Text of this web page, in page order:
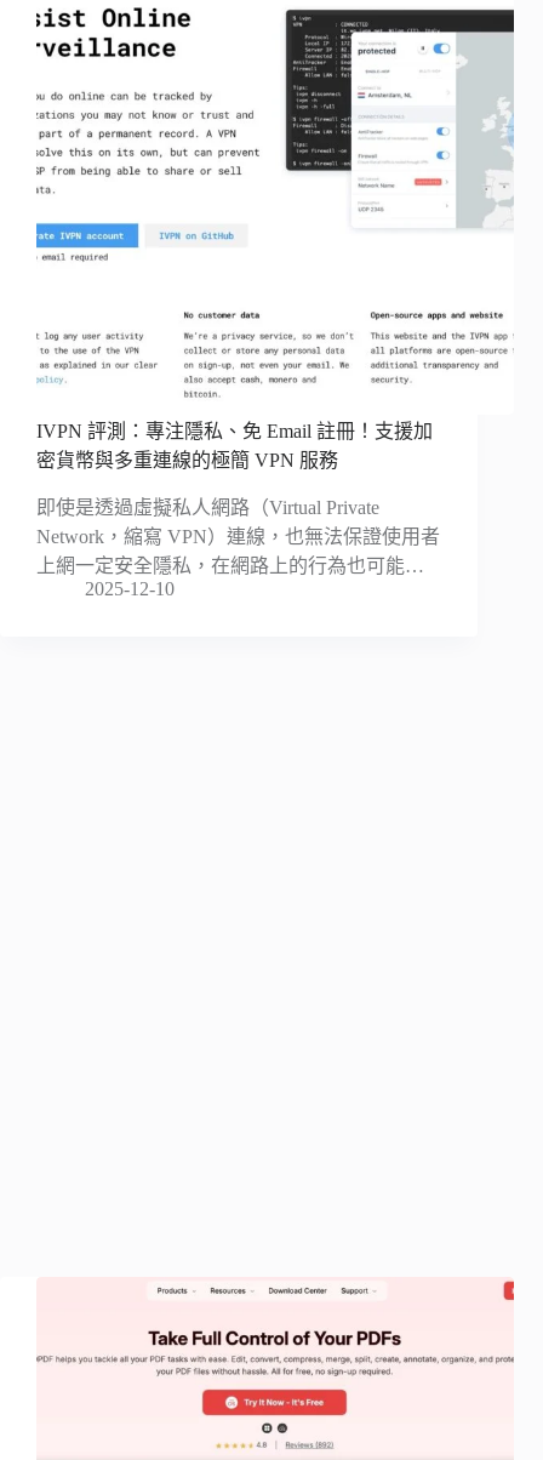
IVPN 評測：專注隱私、免 Email 註冊！支援加
密貨幣與多重連線的極簡 VPN 服務
即使是透過虛擬私人網路（Virtual Private
Network，縮寫 VPN）連線，也無法保證使用者
上網一定安全隱私，在網路上的行為也可能…
2025-12-10